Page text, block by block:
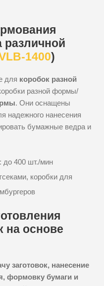
различной
1400)
для коробок разной
разной формы/
. Они оснащены
надежного нанесения
бумажные ведра и
: до 400 шт./мин
коробки для
на основе
заготовок, нанесение
формовку бумаги и